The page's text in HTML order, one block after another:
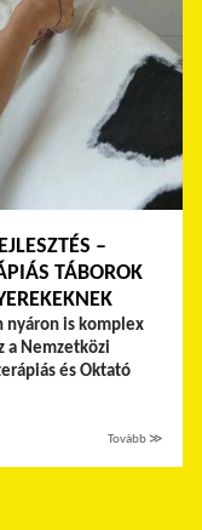
–
TÁBOROK
nyáron is komplex
a Nemzetközi
és Oktató
Tovább ≫